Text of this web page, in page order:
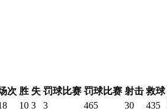
次 胜 失 罚球比赛 罚球比赛 射击 救球
10 3 3 465 30 435